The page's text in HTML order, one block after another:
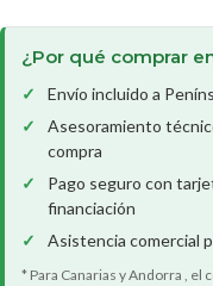
¿Por qué comprar
Envío incluido a
Asesoramiento
compra
Pago seguro con
financiación
Asistencia comercial
* Para Canarias y Andorra , el